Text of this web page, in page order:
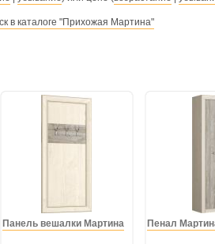
в каталоге "Прихожая Мартина"
Панель вешалки Мартина Пенал